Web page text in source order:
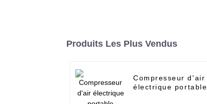
Produits Les Plus Vendus
Compresseur d'air
électrique portable